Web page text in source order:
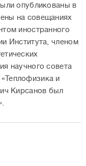
опубликованы в
на совещаниях
иностранного
Института, членом
научного совета
и
Кирсанов был